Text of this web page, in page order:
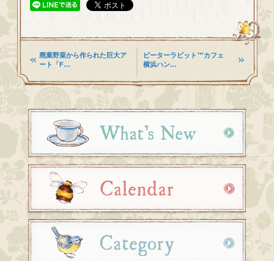
廃棄野菜から作られた巨大ア
ート「F…
ピーターラビット™カフェ
横浜ハン…